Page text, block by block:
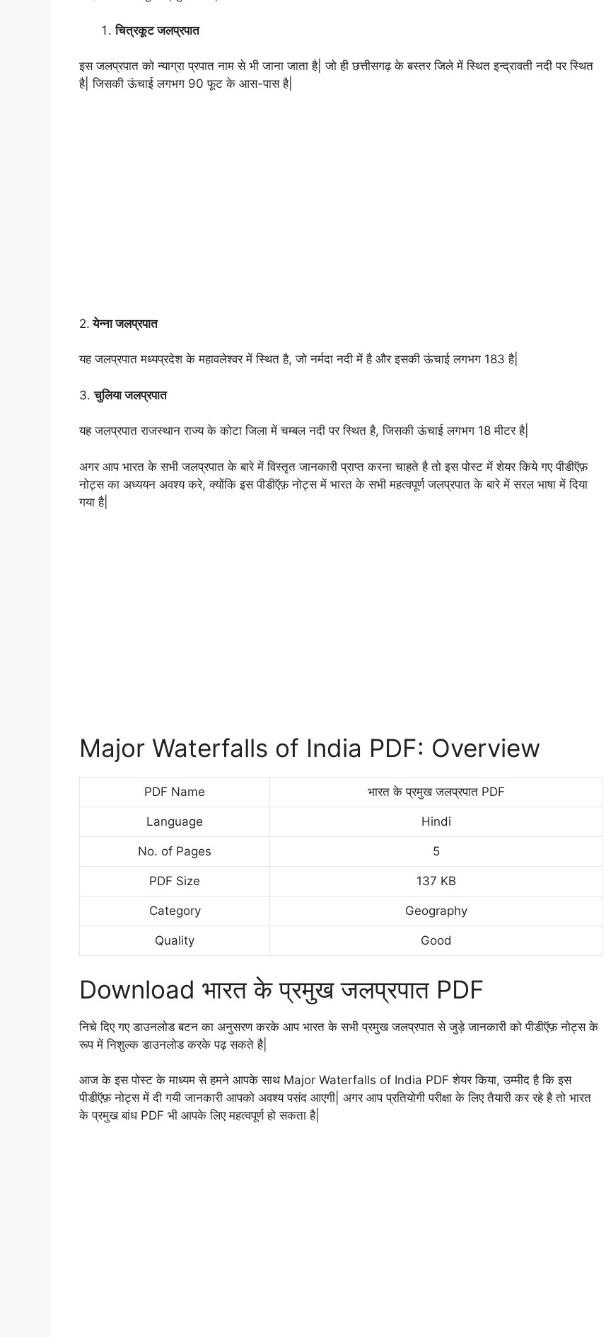
चित्रकूट जलप्रपात
इस जलप्रपात को न्याग्रा प्रपात नाम से भी जाना जाता है| जो ही छत्तीसगढ़ के बस्तर जिले में स्थित इन्द्रावती नदी पर स्थित
है| जिसकी ऊंचाई लगभग 90 फूट के आस-पास है|
2. येन्ना जलप्रपात
यह जलप्रपात मध्यप्रदेश के महावलेश्वर में स्थित है, जो नर्मदा नदी में है और इसकी ऊंचाई लगभग 183 है|
3.चुलिया जलप्रपात
यह जलप्रपात राजस्थान राज्य के कोटा जिला में चम्बल नदी पर स्थित है, जिसकी ऊंचाई लगभग 18 मीटर है|
अगर आप भारत के सभी जलप्रपात के बारे में विस्तृत जानकारी प्राप्त करना चाहते है तो इस पोस्ट में शेयर किये गए पीडीऍफ़
नोट्स का अध्ययन अवश्य करे, क्योंकि इस पीडीऍफ़ नोट्स में भारत के सभी महत्वपूर्ण जलप्रपात के बारे में सरल भाषा में दिया
गया है|
Major Waterfalls of India PDF: Overview
PDF Name भारत के प्रमुख जलप्रपात PDF
Language Hindi
No. of Pages 5
PDF Size 137 KB
Category Geography
Quality Good
Download भारत के प्रमुख जलप्रपात PDF
निचे दिए गए डाउनलोड बटन का अनुसरण करके आप भारत के सभी प्रमुख जलप्रपात से जुड़े जानकारी को पीडीऍफ़ नोट्स के
रूप में निशुल्क डाउनलोड करके पढ़ सकते है|
आज के इस पोस्ट के माध्यम से हमने आपके साथ Major Waterfalls of India PDF शेयर किया, उम्मीद है कि इस
पीडीऍफ़ नोट्स में दी गयी जानकारी आपको अवश्य पसंद आएगी| अगर आप प्रतियोगी परीक्षा के लिए तैयारी कर रहे है तो भारत
के प्रमुख बांध PDF भी आपके लिए महत्वपूर्ण हो सकता है|